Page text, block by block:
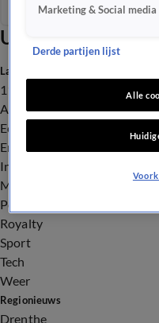
Uitzendingen
Seizoen 2026
Laatste nieuws
112
Advies & Tips
Economie
Entertainment
Infrastructuur
Milieu en Gezondheid
Politiek
Royalty
Sport
Tech
Weer
Regionieuws
Drenthe
Marketing & Social media
Derde partijen lijst
Alle